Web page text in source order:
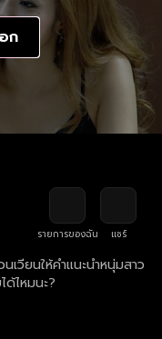
ก
รายการของฉัน
แชร์
วียนให้คำแนะนำหนุ่มสาว
ด้ไหมนะ?